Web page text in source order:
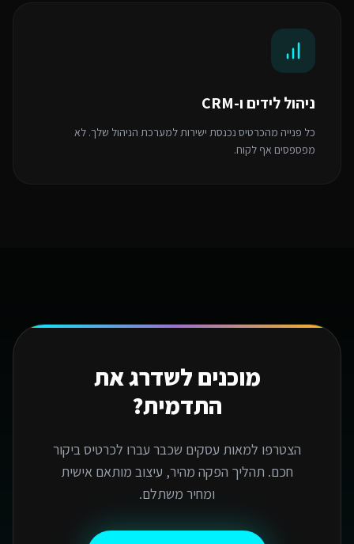
ניהול לידים ו-CRM
כל פנייה מהכרטיס נכנסת ישירות למערכת הניהול שלך. לא
מפספסים אף לקוח.
מוכנים לשדרג את
התדמית?
הצטרפו למאות עסקים שכבר עברו לכרטיס ביקור
חכם. תהליך הפקה מהיר, עיצוב מותאם אישית
ומחיר משתלם.